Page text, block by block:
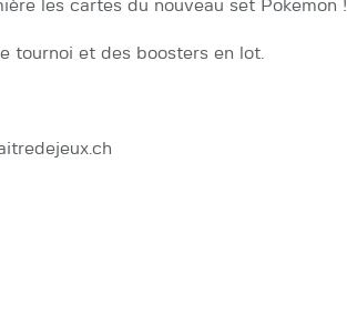
les cartes du nouveau set Pokemon !
tournoi et des boosters en lot.